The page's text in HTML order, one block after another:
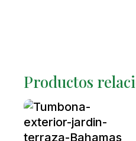
Productos